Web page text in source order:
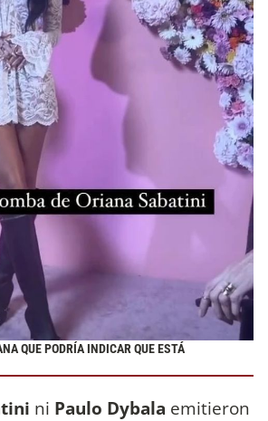
QUE PODRÍA INDICAR QUE ESTÁ
ni Paulo Dybala emitieron